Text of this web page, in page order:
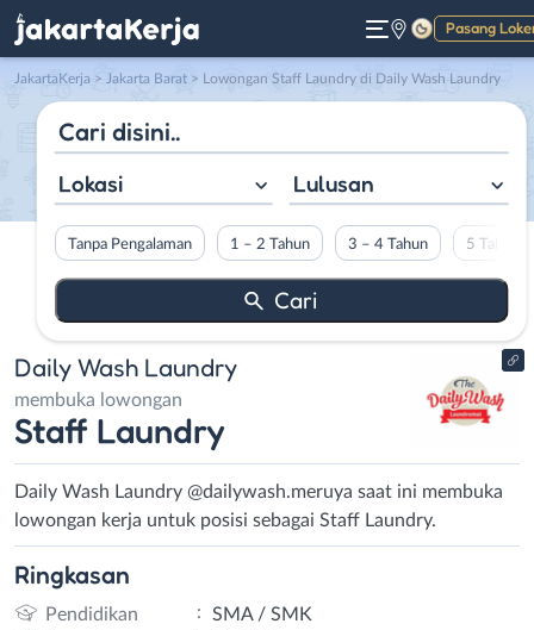
Pasang
Gelap
JakartaKerja > Jakarta Barat > Lowongan Staff Laundry di Daily Wash Laundry
Lokasi Lulusan
Tanpa Pengalaman 1 – 2 Tahun 3 – 4 Tahun 5 Tahun
Daily Wash Laundry
membuka lowongan
Staff Laundry
Daily Wash Laundry @dailywash.meruya saat ini membuka
lowongan kerja untuk posisi sebagai Staff Laundry.
Ringkasan
Pendidikan :
SMA / SMK